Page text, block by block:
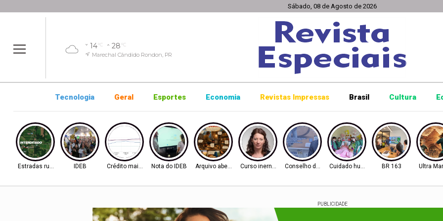
Sábado, 08 de Agosto de 2026
14°C 28°C
Marechal Cândido Rondon, PR
Tecnologia Geral Esportes Economia Revistas Impressas Brasil Cultura
Estradas rurais IDEB Crédito mais difícilNota do IDEB Arquivo aberto Curso inernacionalConselho de InovaçãoCuidado humanizadoBR 163 Ultra
PUBLICIDADE